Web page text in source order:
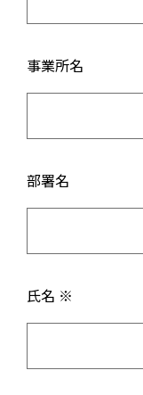
事業所名
部署名
氏名 ※